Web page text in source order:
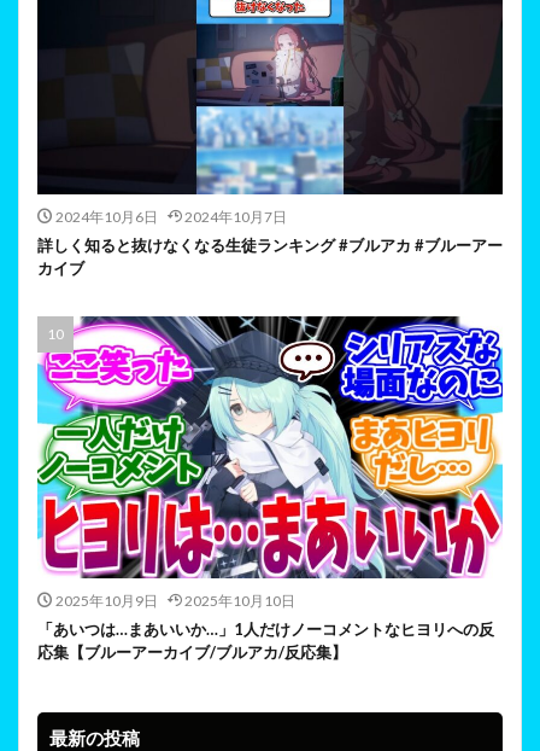
2024年10月6日 2024年10月7日
詳しく知ると抜けなくなる生徒ランキング #ブルアカ #ブルーアー
カイブ
2025年10月9日 2025年10月10日
「あいつは…まあいいか…」1人だけノーコメントなヒヨリへの反
応集【ブルーアーカイブ/ブルアカ/反応集】
最新の投稿